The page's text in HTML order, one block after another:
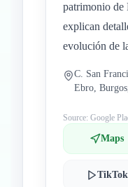
patrimonio de
explican
evolución de
C. San
Ebro,
Source: Google
Maps
TikTok